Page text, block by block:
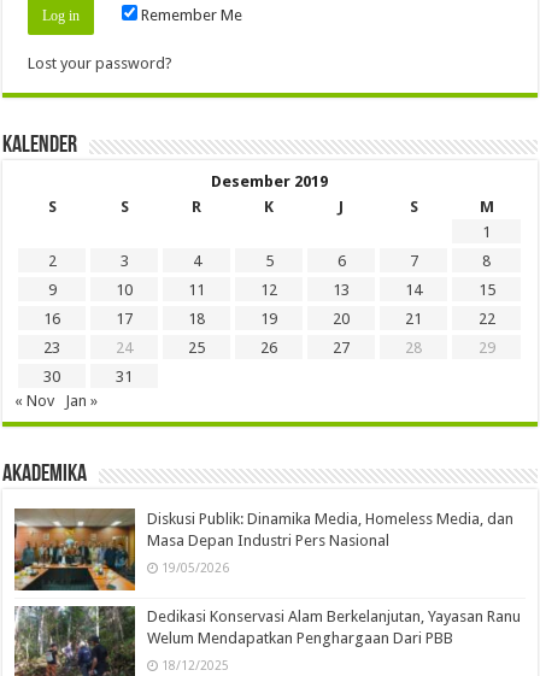
Remember Me
Lost your password?
Kalender
Desember 2019
S
S R K J S
M
1
2
3 4 5 6 7
8
9
10 11 12 13 14
15
16
17 18 19 20 21
22
23
24 25 26 27 28
29
30
31
« Nov
Jan »
Akademika
Diskusi Publik: Dinamika Media, Homeless Media, dan
Masa Depan Industri Pers Nasional
19/05/2026
Dedikasi Konservasi Alam Berkelanjutan, Yayasan Ranu
Welum Mendapatkan Penghargaan Dari PBB
18/12/2025